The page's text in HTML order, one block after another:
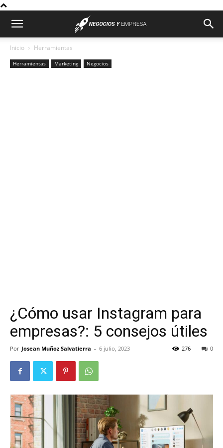
Inicio Herramientas
Herramientas Marketing Negocios
¿Cómo usar Instagram para
empresas?: 5 consejos útiles
Por Josean Muñoz Salvatierra - 6 julio, 2023 0
276